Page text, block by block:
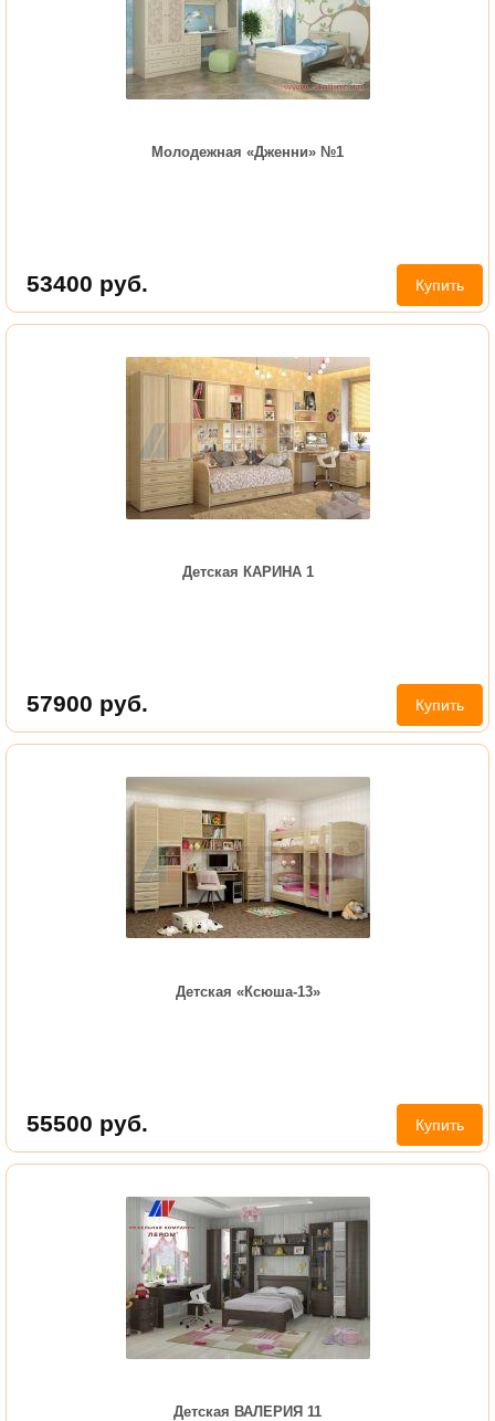
Молодежная «Дженни» №1
53400 руб. Купить
Детская КАРИНА 1
57900 руб. Купить
Детская «Ксюша-13»
55500 руб. Купить
Детская ВАЛЕРИЯ 11